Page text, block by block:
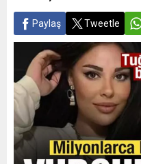
Paylaş Tweetle